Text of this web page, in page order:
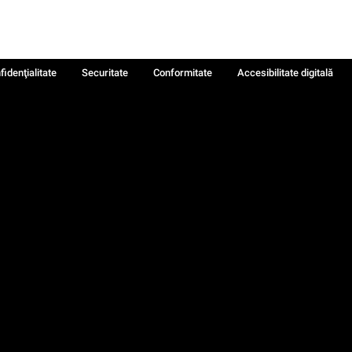
Securitate Conformitate
Accesibilitate digitală